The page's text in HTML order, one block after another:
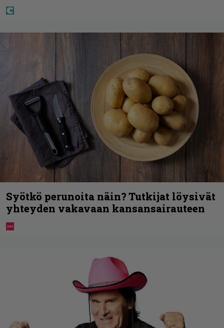
Syötkö perunoita näin? Tutkijat löysivät
yhteyden vakavaan kansansairauteen